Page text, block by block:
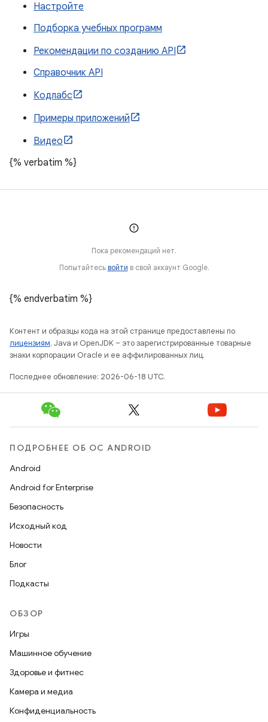
Настройте
Подборка учебных программ
Рекомендации по созданию API
Справочник API
Кодлабс
Примеры приложений
Видео
{% verbatim %}
Пока рекомендаций нет.
Попытайтесь войти в свой аккаунт Google.
{% endverbatim %}
Контент и образцы кода на этой странице предоставлены по
лицензиям. Java и OpenJDK – это зарегистрированные товарные
знаки корпорации Oracle и ее аффилированных лиц.
Последнее обновление: 2026-06-18 UTC.
ПОДРОБНЕЕ ОБ ОС ANDROID
Android
Android for Enterprise
Безопасность
Исходный код
Новости
Блог
Подкасты
ОБЗОР
Игры
Машинное обучение
Здоровье и фитнес
Камера и медиа
Конфиденциальность